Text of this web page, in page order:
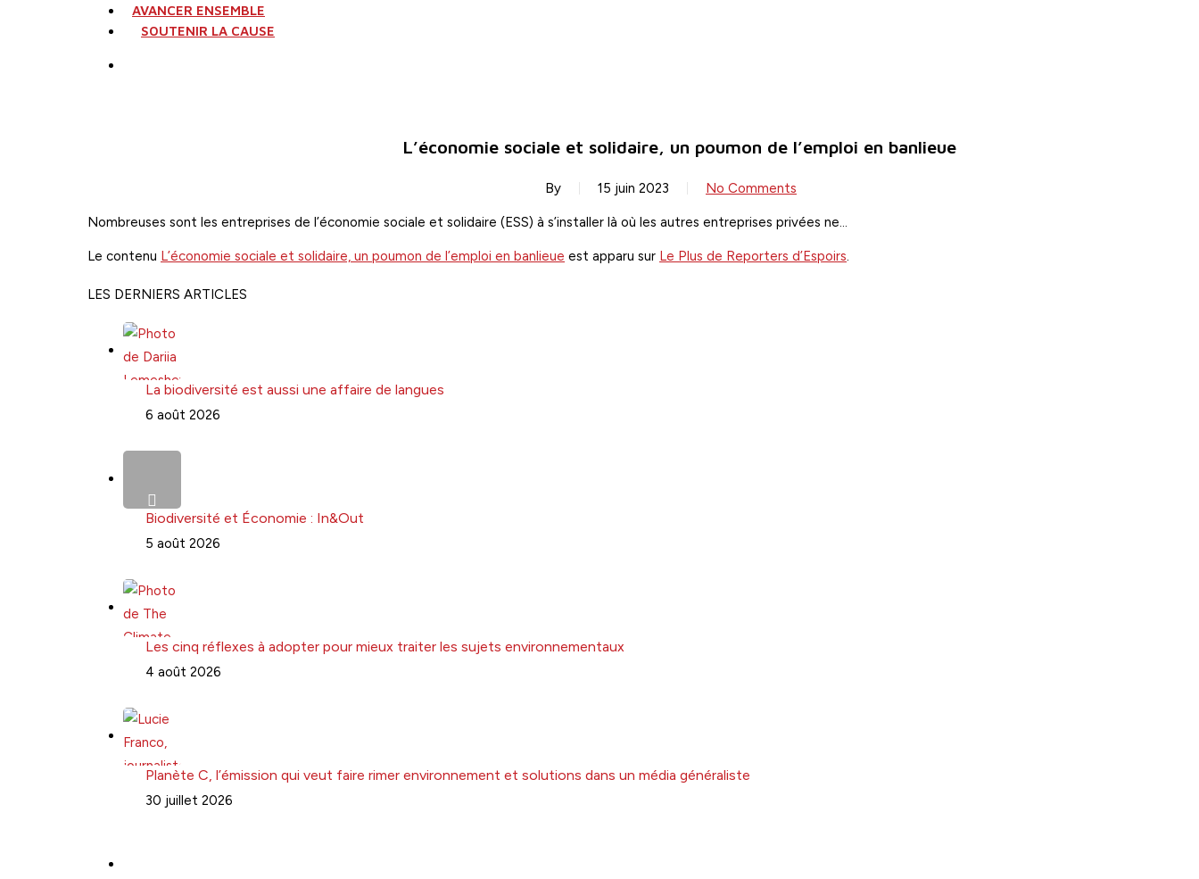
AVANCER ENSEMBLE
SOUTENIR LA CAUSE
L’économie sociale et solidaire, un poumon de l’emploi en banlieue
By 15 juin 2023 No Comments
Nombreuses sont les entreprises de l’économie sociale et solidaire (ESS) à s’installer là où les autres entreprises privées ne…
Le contenu L’économie sociale et solidaire, un poumon de l’emploi en banlieue est apparu sur Le Plus de Reporters d’Espoirs.
LES DERNIERS ARTICLES
La biodiversité est aussi une affaire de langues
6 août 2026
Biodiversité et Économie : In&Out
5 août 2026
Les cinq réflexes à adopter pour mieux traiter les sujets environnementaux
4 août 2026
Planète C, l’émission qui veut faire rimer environnement et solutions dans un média généraliste
30 juillet 2026